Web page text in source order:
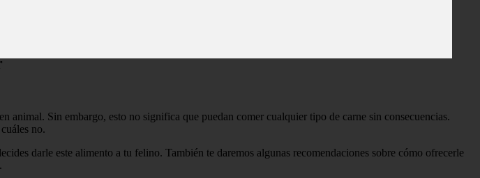
animal. Sin embargo, esto no significa que puedan comer cualquier tipo de carne sin consecuencias.
no.
darle este alimento a tu felino. También te daremos algunas recomendaciones sobre cómo ofrecerle